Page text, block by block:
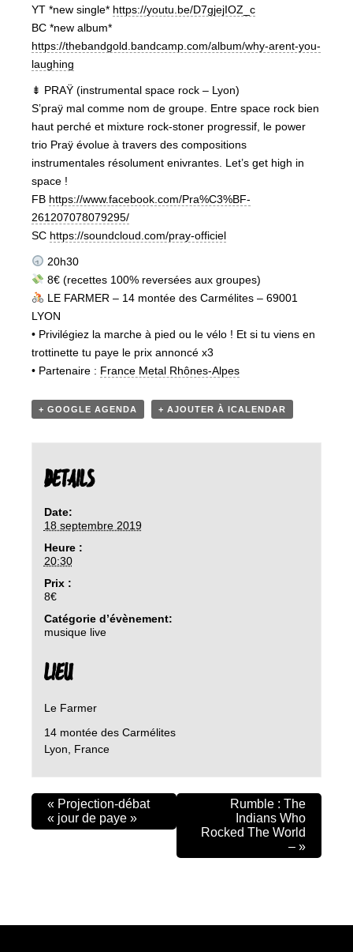
YT *new single* https://youtu.be/D7gjejIOZ_c
BC *new album*
https://thebandgold.bandcamp.com/album/why-arent-you-
laughing
⇟ PRAŸ (instrumental space rock – Lyon)
S’praÿ mal comme nom de groupe. Entre space rock bien
haut perché et mixture rock-stoner progressif, le power
trio Praÿ évolue à travers des compositions
instrumentales résolument enivrantes. Let’s get high in
space !
FB https://www.facebook.com/Pra%C3%BF-
261207078079295/
SC https://soundcloud.com/pray-officiel
20h30
8€ (recettes 100% reversées aux groupes)
‍ LE FARMER – 14 montée des Carmélites – 69001
LYON
• Privilégiez la marche à pied ou le vélo ! Et si tu viens en
trottinette tu paye le prix annoncé x3
• Partenaire : France Metal Rhônes-Alpes
+ GOOGLE AGENDA + AJOUTER À ICALENDAR
DETAILS
Date:
18 septembre 2019
Heure :
20:30
Prix :
8€
Catégorie d’évènement:
musique live
LIEU
Le Farmer
14 montée des Carmélites
Lyon
France
« Projection-débat
« jour de paye »
Rumble : The
Indians Who
Rocked The World
– »